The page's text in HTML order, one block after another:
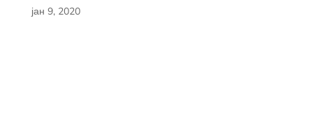
јан 9, 2020